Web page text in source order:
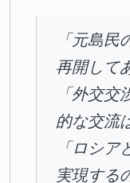
「元島
再開して
「外交
的な交流
「ロシ
実現する